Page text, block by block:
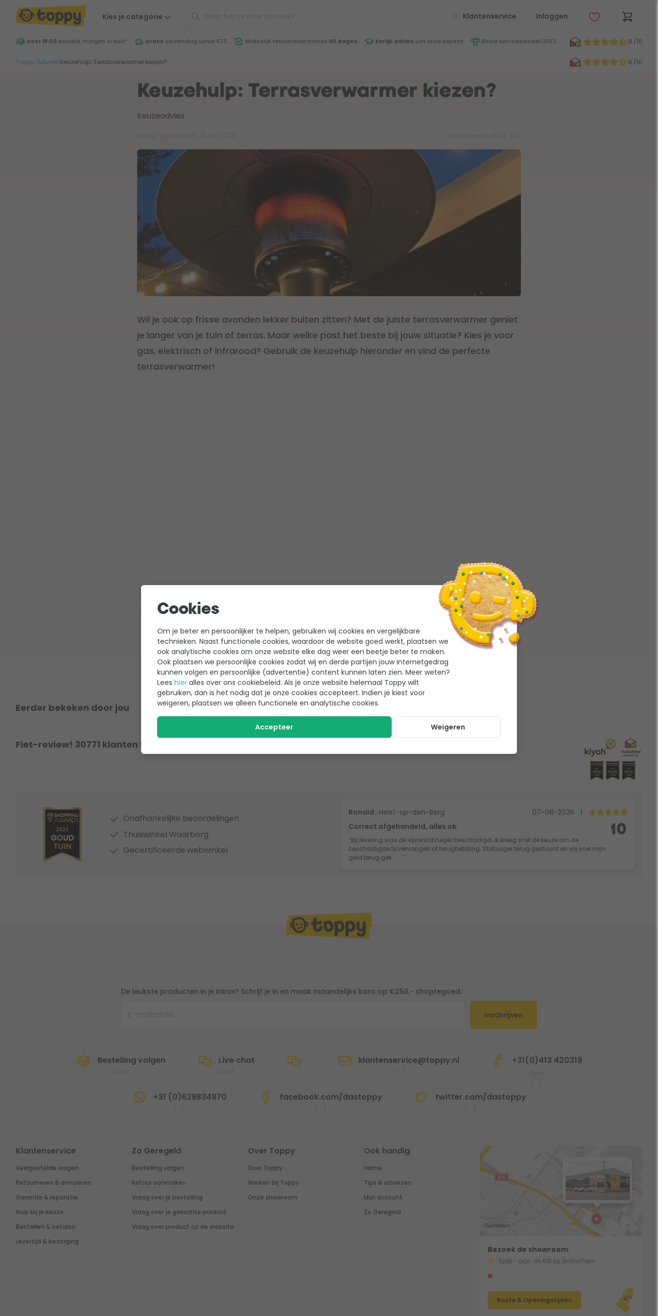
Kies je categorie Klantenservice Inloggen
Voor 18:00 besteld, morgen in huis* Gratis verzending vanaf €75 Makkelijk retourneren binnen 90 dagen Eerlijk advies van onze experts Beste tuin webwinkel 2023 9 /10
Toppy Advies Keuzehulp: Terrasverwarmer kiezen? 9 /10
Keuzehulp: Terrasverwarmer kiezen?
Keuzeadvies
Wil je ook op frisse avonden lekker buiten zitten? Met de juiste terrasverwarmer geniet
je langer van je tuin of terras. Maar welke past het beste bij jouw situatie? Kies je voor
gas, elektrisch of infrarood? Gebruik de keuzehulp hieronder en vind de perfecte
terrasverwarmer!
Bekijk hier alle terrasverwarmers
Deel dit artikel
Eerder bekeken door jou
Fiet-review! 30771 klanten hebben al een review achter gelaten!
Onafhankelijke beoordelingen
Thuiswinkel Waarborg
Gecertificeerde webwinkel
Ronald , Heist-op-den-Berg 07-08-2026
|
Correct afgehandeld, alles ok.
“Bij levering was de vijverstofzuiger beschadigd. Ik kreeg snel de keuze om de
beschadigde te vervangen of terugbetaling. Stofzuiger terug gestuurd en vrij snel mijn
geld terug gek . . . ”
10
De leukste producten in je inbox? Schrijf je in en maak maandelijks kans op €250,- shoptegoed.
Inschrijven
Bestelling volgen Live chat klantenservice@toppy.nl +31(0)413 420319
+31 (0)629834970 facebook.com/dastoppy twitter.com/dastoppy
Klantenservice
Veelgestelde vragen
Retourneren & annuleren
Garantie & reparatie
Hulp bij je keuze
Bestellen & betalen
Levertijd & bezorging
Zo Geregeld
Bestelling volgen
Retour aanmaken
Vraag over je bestelling
Vraag over je gekochte product
Vraag over product op de website
Over Toppy
Over Toppy
Werken bij Toppy
Onze showroom
Ook handig
Home
Tips & adviezen
Mijn account
Zo Geregeld
Bezoek de showroom
Spijk - aan de A15 bij Gorinchem
Route & Openingstijden
Cookies
Om je beter en persoonlijker te helpen, gebruiken wij cookies en vergelijkbare
technieken. Naast functionele cookies, waardoor de website goed werkt, plaatsen we
ook analytische cookies om onze website elke dag weer een beetje beter te maken.
Ook plaatsen we persoonlijke cookies zodat wij en derde partijen jouw internetgedrag
kunnen volgen en persoonlijke (advertentie) content kunnen laten zien. Meer weten?
Lees hier alles over ons cookiebeleid. Als je onze website helemaal Toppy wilt
gebruiken, dan is het nodig dat je onze cookies accepteert. Indien je kiest voor
weigeren, plaatsen we alleen functionele en analytische cookies.
Accepteer Weigeren